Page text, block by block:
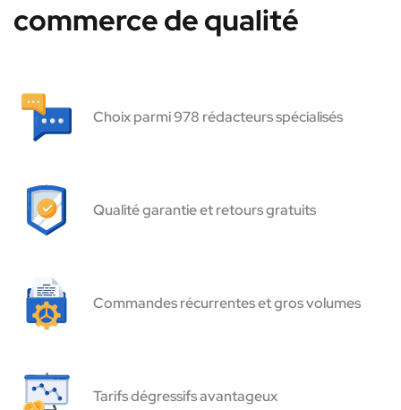
commerce de qualité
Choix parmi 978 rédacteurs spécialisés
Qualité garantie et retours gratuits
Commandes récurrentes et gros volumes
Tarifs dégressifs avantageux